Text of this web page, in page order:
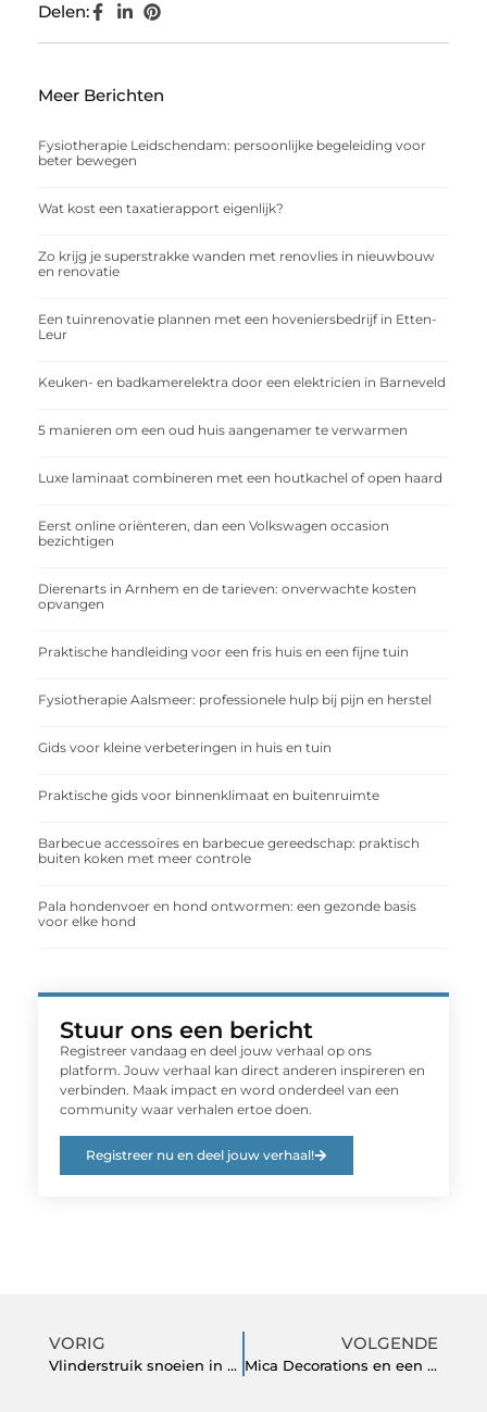
Delen:
Meer Berichten
Fysiotherapie Leidschendam: persoonlijke begeleiding voor
beter bewegen
Wat kost een taxatierapport eigenlijk?
Zo krijg je superstrakke wanden met renovlies in nieuwbouw
en renovatie
Een tuinrenovatie plannen met een hoveniersbedrijf in Etten-
Leur
Keuken- en badkamerelektra door een elektricien in Barneveld
5 manieren om een oud huis aangenamer te verwarmen
Luxe laminaat combineren met een houtkachel of open haard
Eerst online oriënteren, dan een Volkswagen occasion
bezichtigen
Dierenarts in Arnhem en de tarieven: onverwachte kosten
opvangen
Praktische handleiding voor een fris huis en een fijne tuin
Fysiotherapie Aalsmeer: professionele hulp bij pijn en herstel
Gids voor kleine verbeteringen in huis en tuin
Praktische gids voor binnenklimaat en buitenruimte
Barbecue accessoires en barbecue gereedschap: praktisch
buiten koken met meer controle
Pala hondenvoer en hond ontwormen: een gezonde basis
voor elke hond
Stuur ons een bericht
Registreer vandaag en deel jouw verhaal op ons
platform. Jouw verhaal kan direct anderen inspireren en
verbinden. Maak impact en word onderdeel van een
community waar verhalen ertoe doen.
Registreer nu en deel jouw verhaal!
VORIG
Vlinderstruik snoeien in het najaar en bloembollen planten in oktober: zo bereid je je tuin goed voo
VOLGENDE
Mica Decorations en een huisje met vogelgeluiden: sfeer en beleving in huis en tuin